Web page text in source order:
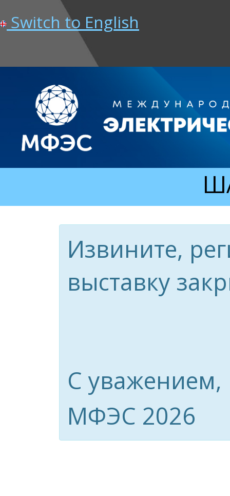
Switch to English
Извините,
выставку
С уважением,
МФЭС 2026